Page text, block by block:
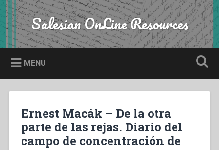
Skip
to
content
Search Salesian OnLine Resources
MENU
Ernest Macák – De la otra
parte de las rejas. Diario del
campo de concentración de